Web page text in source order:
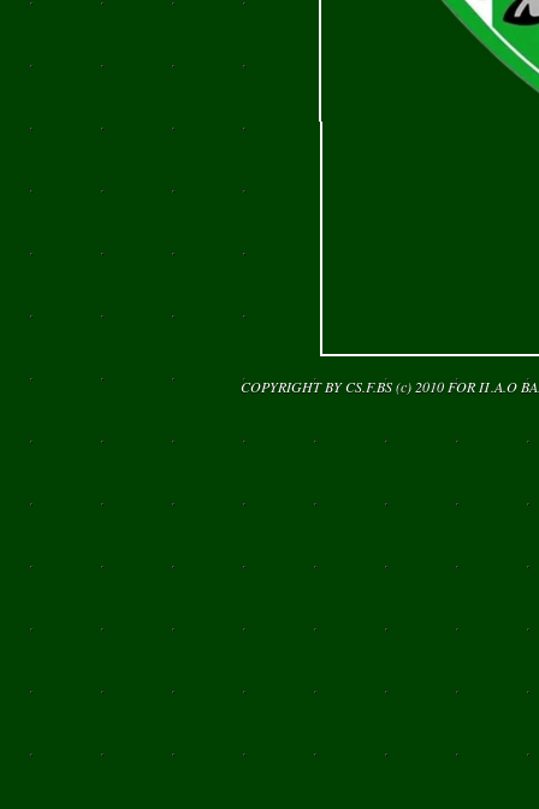
COPYRIGHT BY CS.F.BS (c) 2010 FOR Π.Α.Ο